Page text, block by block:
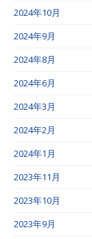
2024年10月
2024年9月
2024年8月
2024年6月
2024年3月
2024年2月
2024年1月
2023年11月
2023年10月
2023年9月